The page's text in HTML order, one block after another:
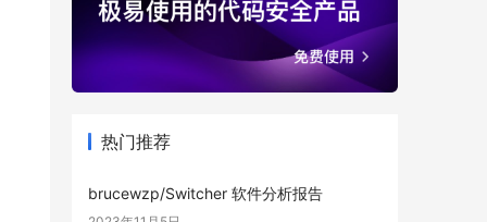
热门推荐
brucewzp/Switcher 软件分析报告